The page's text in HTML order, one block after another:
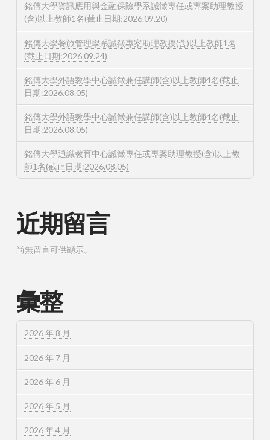
銘傳大學資訊應用與金融保險學系誠徵專任或專案助理教授
(含)以上教師1名(截止日期:2026.09.20)
銘傳大學餐旅管理學系誠徵專案助理教授(含)以上教師1名
(截止日期:2026.09.24)
銘傳大學外語教學中心誠徵兼任講師(含)以上教師4名(截止
日期:2026.08.05)
銘傳大學外語教學中心誠徵兼任講師(含)以上教師4名(截止
日期:2026.08.05)
銘傳大學通識教育中心誠徵專任或專案助理教授(含)以上教
師1名(截止日期:2026.08.05)
近期留言
尚無留言可供顯示。
彙整
2026 年 8 月
2026 年 7 月
2026 年 6 月
2026 年 5 月
2026 年 4 月